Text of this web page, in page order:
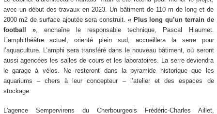
avec un début des travaux en 2023. Un bâtiment de 110 m de long et de
2000 m2 de surface ajoutée sera construit. « Plus long qu’un terrain de
football », enchaîne le responsable technique, Pascal Hiaumet.
L’amphithéâtre actuel, orienté plein sud, accueillera la serre pour
l’aquaculture. L’amphi sera transféré dans le nouveau bâtiment, où seront
aussi agencées les salles de cours et les laboratoires. La serre deviendra
le garage à vélos. Ne resteront dans la pyramide historique que les
aquariums – chers à leur concepteur – l’atelier et des espaces de
stockage.
L'agence Sempervirens du Cherbourgeois Frédéric-Charles Aillet,